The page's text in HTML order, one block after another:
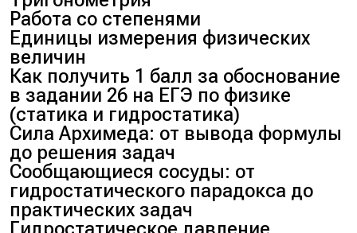
Работа со степенями
Единицы измерения физических
величин
Как получить 1 балл за обоснование
в задании 26 на ЕГЭ по физике
(статика и гидростатика)
Сила Архимеда: от вывода формулы
до решения задач
Сообщающиеся сосуды: от
гидростатического парадокса до
практических задач